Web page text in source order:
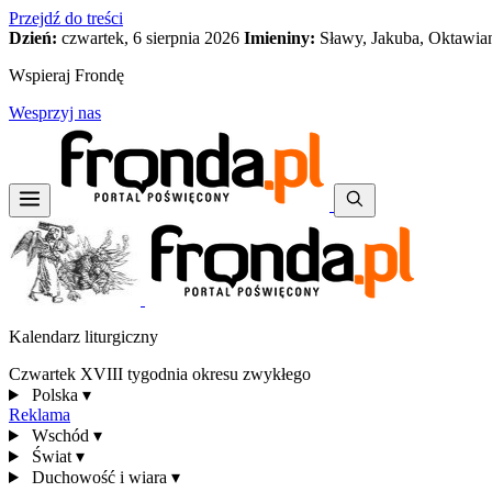
Przejdź do treści
Dzień: czwartek, 6 sierpnia 2026 Imieniny: Sławy, Jakuba,
Wspieraj Frondę
Wesprzyj nas
Kalendarz liturgiczny
Czwartek XVIII tygodnia okresu zwykłego
Polska ▾
Reklama
Wschód ▾
Świat ▾
Duchowość i wiara ▾